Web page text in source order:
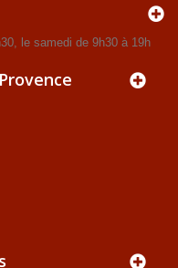
le samedi de 9h30 à 19h